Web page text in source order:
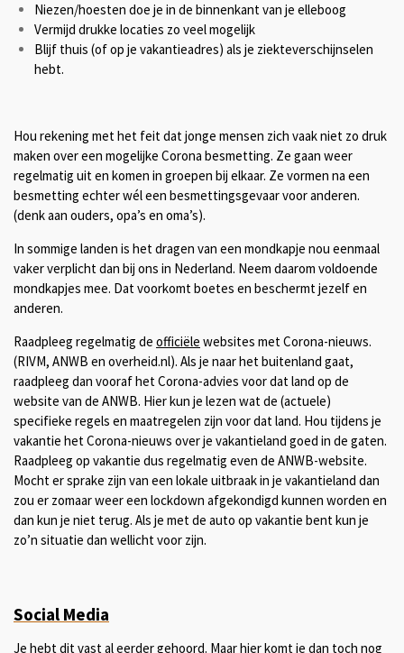
Niezen/hoesten doe je in de binnenkant van je elleboog
Vermijd drukke locaties zo veel mogelijk
Blijf thuis (of op je vakantieadres) als je ziekteverschijnselen
hebt.
Hou rekening met het feit dat jonge mensen zich vaak niet zo druk
maken over een mogelijke Corona besmetting. Ze gaan weer
regelmatig uit en komen in groepen bij elkaar. Ze vormen na een
besmetting echter wél een besmettingsgevaar voor anderen.
(denk aan ouders, opa’s en oma’s).
In sommige landen is het dragen van een mondkapje nou eenmaal
vaker verplicht dan bij ons in Nederland. Neem daarom voldoende
mondkapjes mee. Dat voorkomt boetes en beschermt jezelf en
anderen.
Raadpleeg regelmatig de officiële websites met Corona-nieuws.
(RIVM, ANWB en overheid.nl). Als je naar het buitenland gaat,
raadpleeg dan vooraf het Corona-advies voor dat land op de
website van de ANWB. Hier kun je lezen wat de (actuele)
specifieke regels en maatregelen zijn voor dat land. Hou tijdens je
vakantie het Corona-nieuws over je vakantieland goed in de gaten.
Raadpleeg op vakantie dus regelmatig even de ANWB-website.
Mocht er sprake zijn van een lokale uitbraak in je vakantieland dan
zou er zomaar weer een lockdown afgekondigd kunnen worden en
dan kun je niet terug. Als je met de auto op vakantie bent kun je
zo’n situatie dan wellicht voor zijn.
Social Media
Je hebt dit vast al eerder gehoord. Maar hier komt ie dan toch nog